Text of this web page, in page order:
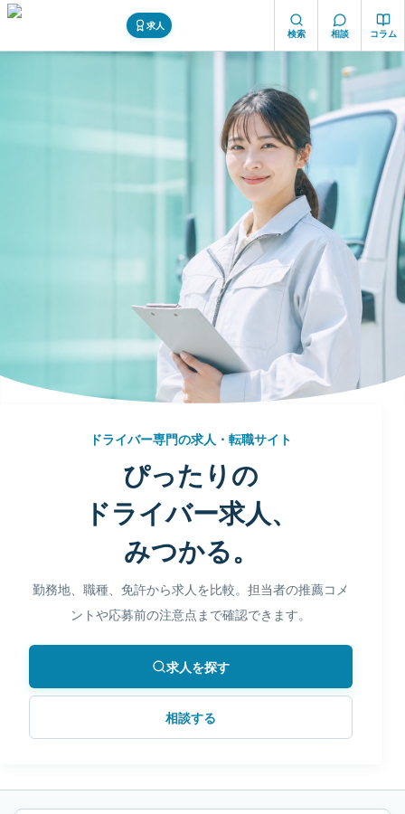
求人
検索 相談 コラム
ドライバー専門の求人・転職サイト
ぴったりの
ドライバー求人、
みつかる。
勤務地、職種、免許から求人を比較。担当者の推薦コメ
ントや応募前の注意点まで確認できます。
求人を探す
相談する